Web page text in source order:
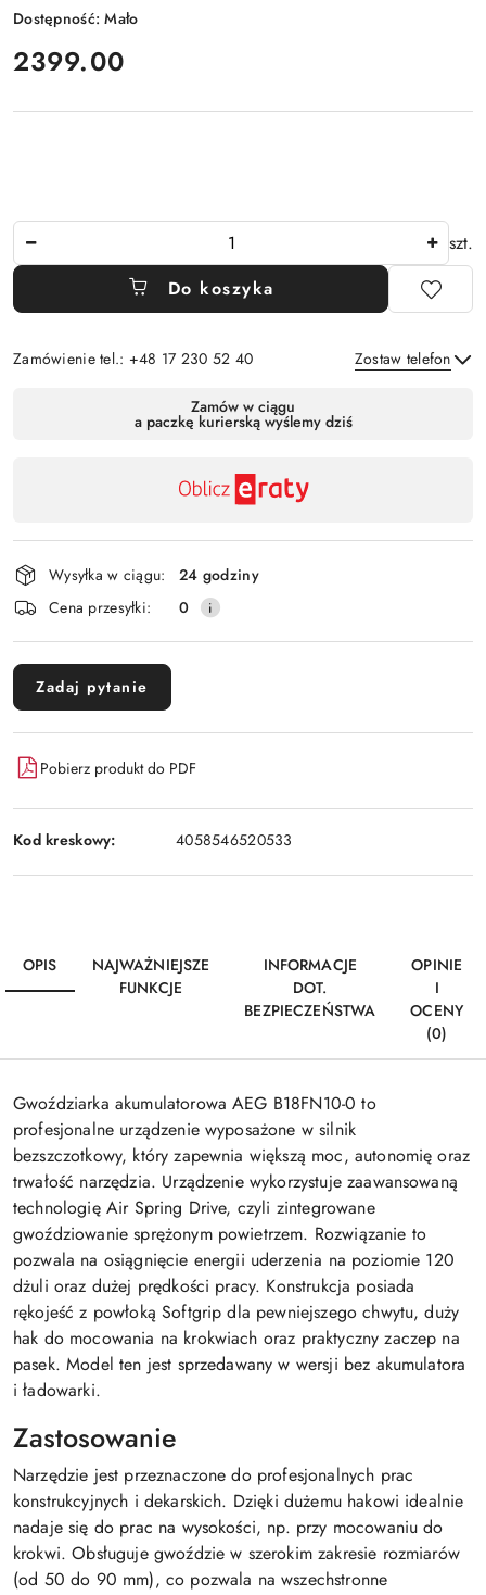
Dostępność:Mało
cena:
2399.00
szt.
Do koszyka
Zamówienie tel.: +48 17 230 52 40 Zostaw telefon
Zamów w ciągu
a paczkę kurierską wyślemy dziś
Wysyłka w ciągu:
24 godziny
Cena przesyłki:
0
Zadaj pytanie
Pobierz produkt do PDF
Kod kreskowy: 4058546520533
OPIS
NAJWAŻNIEJSZE
FUNKCJE
INFORMACJE
DOT.
BEZPIECZEŃSTWA
OPINIE
I
OCENY
(0)
Gwoździarka akumulatorowa AEG B18FN10-0 to
profesjonalne urządzenie wyposażone w silnik
bezszczotkowy, który zapewnia większą moc, autonomię oraz
trwałość narzędzia. Urządzenie wykorzystuje zaawansowaną
technologię Air Spring Drive, czyli zintegrowane
gwoździowanie sprężonym powietrzem. Rozwiązanie to
pozwala na osiągnięcie energii uderzenia na poziomie 120
dżuli oraz dużej prędkości pracy. Konstrukcja posiada
rękojeść z powłoką Softgrip dla pewniejszego chwytu, duży
hak do mocowania na krokwiach oraz praktyczny zaczep na
pasek. Model ten jest sprzedawany w wersji bez akumulatora
i ładowarki.
Zastosowanie
Narzędzie jest przeznaczone do profesjonalnych prac
konstrukcyjnych i dekarskich. Dzięki dużemu hakowi idealnie
nadaje się do prac na wysokości, np. przy mocowaniu do
krokwi. Obsługuje gwoździe w szerokim zakresie rozmiarów
(od 50 do 90 mm), co pozwala na wszechstronne